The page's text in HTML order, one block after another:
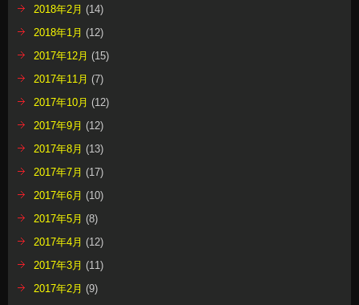
2018年2月 (14)
2018年1月 (12)
2017年12月 (15)
2017年11月 (7)
2017年10月 (12)
2017年9月 (12)
2017年8月 (13)
2017年7月 (17)
2017年6月 (10)
2017年5月 (8)
2017年4月 (12)
2017年3月 (11)
2017年2月 (9)